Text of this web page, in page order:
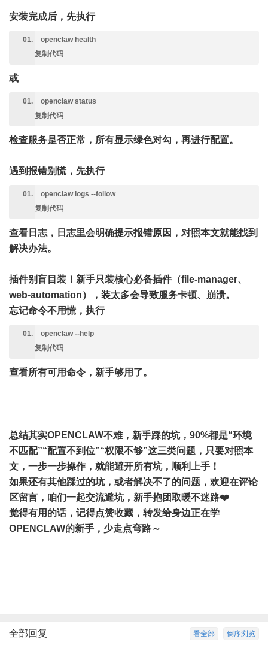
安装完成后，先执行
openclaw health
复制代码
或
openclaw status
复制代码
检查服务是否正常，所有显示绿色对勾，再进行配置。
遇到报错别慌，先执行
openclaw logs --follow
复制代码
查看日志，日志里会明确提示报错原因，对照本文就能找到
解决办法。
插件别盲目装！新手只装核心必备插件（file-manager、
web-automation），装太多会导致服务卡顿、崩溃。
忘记命令不用慌，执行
openclaw --help
复制代码
查看所有可用命令，新手够用了。
总结其实OPENCLAW不难，新手踩的坑，90%都是“环境
不匹配”“配置不到位”“权限不够”这三类问题，只要对照本
文，一步一步操作，就能避开所有坑，顺利上手！
如果还有其他踩过的坑，或者解决不了的问题，欢迎在评论
区留言，咱们一起交流避坑，新手抱团取暖不迷路❤️
觉得有用的话，记得点赞收藏，转发给身边正在学
OPENCLAW的新手，少走点弯路～
倒序浏览
看全部
全部回复